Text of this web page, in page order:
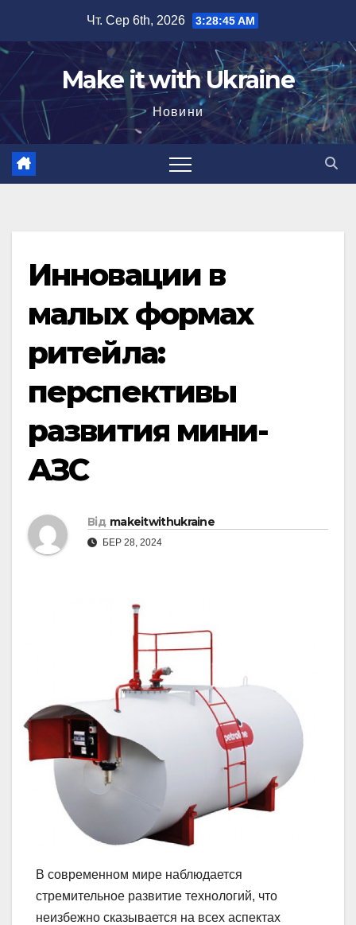
вмісту
Чт. Сер 6th, 2026 3:28:46 AM
Make it with Ukraine
Новини
Инновации в
малых формах
ритейла:
перспективы
развития мини-
АЗС
Від makeitwithukraine
БЕР 28, 2024
В современном мире наблюдается
стремительное развитие технологий, что
неизбежно сказывается на всех аспектах